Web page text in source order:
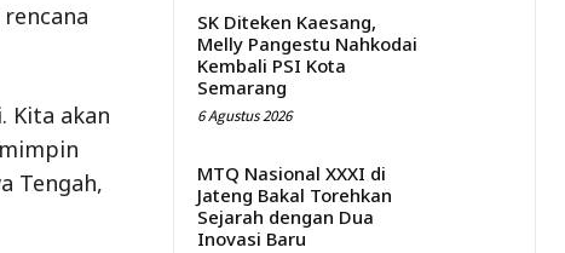
Kita akan
Tengah,
SK Diteken Kaesang,
Melly Pangestu Nahkodai
Kembali PSI Kota
Semarang
6 Agustus 2026
MTQ Nasional XXXI di
Jateng Bakal Torehkan
Sejarah dengan Dua
Inovasi Baru